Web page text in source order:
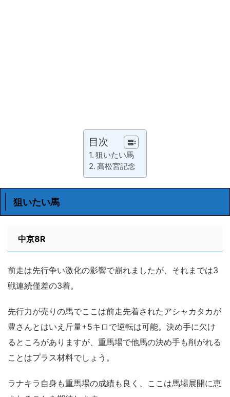
目次
狙いたい馬
高松宮記念
狙いたい馬
中京8R
前走は先行争い激化の影響で崩れましたが、それまでは3
戦連続僅差の3着。
先行力が売りの馬でここは前走先着されたアシャカタカが
豊さんとはいえ斤量+5キロで逆転は可能。決め手に欠け
るところがありますが、重馬場で他馬の決め手も削がれる
ことはプラス材料でしょう。
ラナキラ自身も重馬場の成績も良く、ここは馬場展開に恵